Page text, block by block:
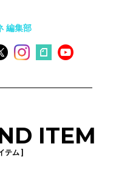
編集部
ITEM
テム ]